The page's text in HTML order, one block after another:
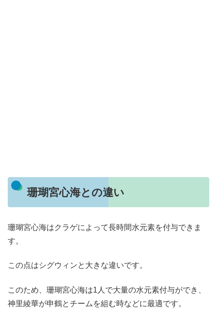
珊瑚宮心海との違い
珊瑚宮心海はクラゲによって長時間水元素を付与できま
す。
この点はシグウィンと大きな違いです。
このため、珊瑚宮心海は1人で大量の水元素付与ができ、
神里綾華が申鶴とチームを組む時などに最適です。